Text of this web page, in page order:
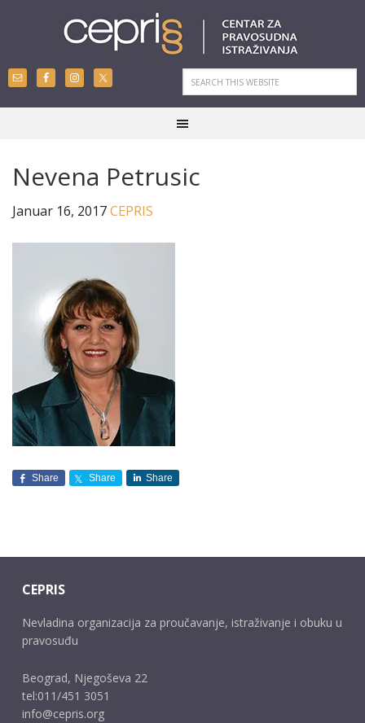
Nevena Petrusic
Januar 16, 2017CEPRIS
Share Share Share
CEPRIS
Nevladina organizacija za proučavanje, istraživanje i obuku u
pravosuđu
Beograd, Njegoševa 22
tel:011/451 3051
info@cepris.org